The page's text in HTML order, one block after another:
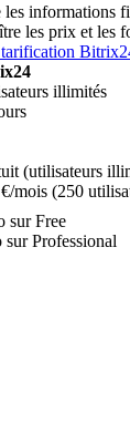
informations
les prix et les
tarification
illimités
(utilisateurs
mois (250
sur Free
sur Professional